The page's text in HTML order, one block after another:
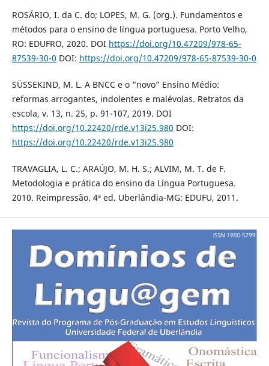
ROSÁRIO, I. da C. do; LOPES, M. G. (org.). Fundamentos e
métodos para o ensino de língua portuguesa. Porto Velho,
RO: EDUFRO, 2020. DOI https://doi.org/10.47209/978-65-
87539-30-0 DOI: https://doi.org/10.47209/978-65-87539-30-0
SÜSSEKIND, M. L. A BNCC e o “novo” Ensino Médio:
reformas arrogantes, indolentes e malévolas. Retratos da
escola, v. 13, n. 25, p. 91-107, 2019. DOI
https://doi.org/10.22420/rde.v13i25.980 DOI:
https://doi.org/10.22420/rde.v13i25.980
TRAVAGLIA, L. C.; ARAÚJO, M. H. S.; ALVIM, M. T. de F.
Metodologia e prática do ensino da Língua Portuguesa.
2010. Reimpressão. 4ª ed. Uberlândia-MG: EDUFU, 2011.